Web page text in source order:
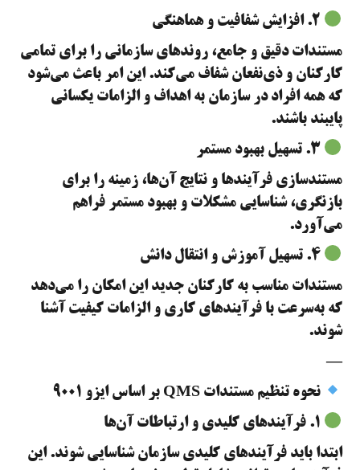
مستندات دقیق و جامع، روندهای سازمانی را برای تمامی
کارکنان و ذی‌نفعان شفاف می‌کند. این امر باعث می‌شود
که همه افراد در سازمان به اهداف و الزامات یکسانی
پایبند باشند.
مستندسازی فرآیندها و نتایج آن‌ها، زمینه را برای
بازنگری، شناسایی مشکلات و بهبود مستمر فراهم
می‌آورد.
۴. تسهیل آموزش و انتقال دانش
مستندات مناسب به کارکنان جدید این امکان را می‌دهد
که به‌سرعت با فرآیندهای کاری و الزامات کیفیت آشنا
شوند.
—
نحوه تنظیم مستندات QMS بر اساس ایزو ۹۰۰۱
ابتدا باید فرآیندهای کلیدی سازمان شناسایی شوند. این